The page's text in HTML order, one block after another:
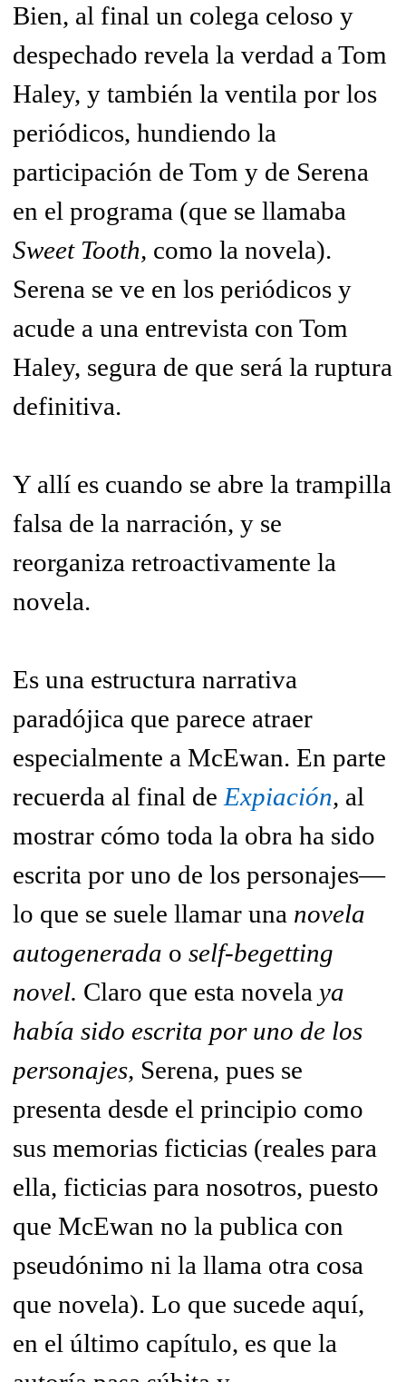
Bien, al final un colega celoso y
despechado revela la verdad a Tom
Haley, y también la ventila por los
periódicos, hundiendo la
participación de Tom y de Serena
en el programa (que se llamaba
Sweet Tooth, como la novela).
Serena se ve en los periódicos y
acude a una entrevista con Tom
Haley, segura de que será la ruptura
definitiva.
Y allí es cuando se abre la trampilla
falsa de la narración, y se
reorganiza retroactivamente la
novela.
Es una estructura narrativa
paradójica que parece atraer
especialmente a McEwan. En parte
recuerda al final de Expiación, al
mostrar cómo toda la obra ha sido
escrita por uno de los personajes—
lo que se suele llamar una novela
autogenerada o self-begetting
novel. Claro que esta novela ya
había sido escrita por uno de los
personajes, Serena, pues se
presenta desde el principio como
sus memorias ficticias (reales para
ella, ficticias para nosotros, puesto
que McEwan no la publica con
pseudónimo ni la llama otra cosa
que novela). Lo que sucede aquí,
en el último capítulo, es que la